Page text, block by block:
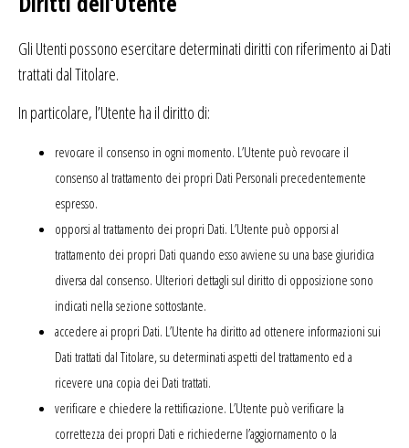
Gli Utenti possono esercitare determinati diritti con riferimento ai Dati
trattati dal Titolare.
In particolare, l’Utente ha il diritto di:
revocare il consenso in ogni momento. L’Utente può revocare il
consenso al trattamento dei propri Dati Personali precedentemente
espresso.
opporsi al trattamento dei propri Dati. L’Utente può opporsi al
trattamento dei propri Dati quando esso avviene su una base giuridica
diversa dal consenso. Ulteriori dettagli sul diritto di opposizione sono
indicati nella sezione sottostante.
accedere ai propri Dati. L’Utente ha diritto ad ottenere informazioni sui
Dati trattati dal Titolare, su determinati aspetti del trattamento ed a
ricevere una copia dei Dati trattati.
verificare e chiedere la rettificazione. L’Utente può verificare la
correttezza dei propri Dati e richiederne l’aggiornamento o la